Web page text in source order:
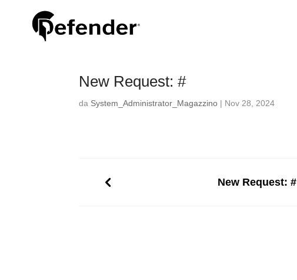
New Request: #
da System_Administrator_Magazzino | Nov 28, 2024
New Request: #